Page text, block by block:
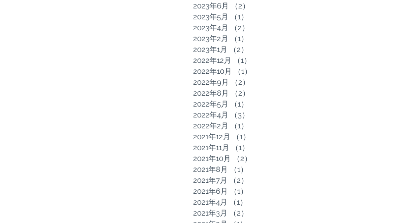
2023年6月
（2）
2023年5月
（1）
2023年4月
（2）
2023年2月
（1）
2023年1月
（2）
2022年12月
（1）
2022年10月
（1）
2022年9月
（2）
2022年8月
（2）
2022年5月
（1）
2022年4月
（3）
2022年2月
（1）
2021年12月
（1）
2021年11月
（1）
2021年10月
（2）
2021年8月
（1）
2021年7月
（2）
2021年6月
（1）
2021年4月
（1）
2021年3月
（2）